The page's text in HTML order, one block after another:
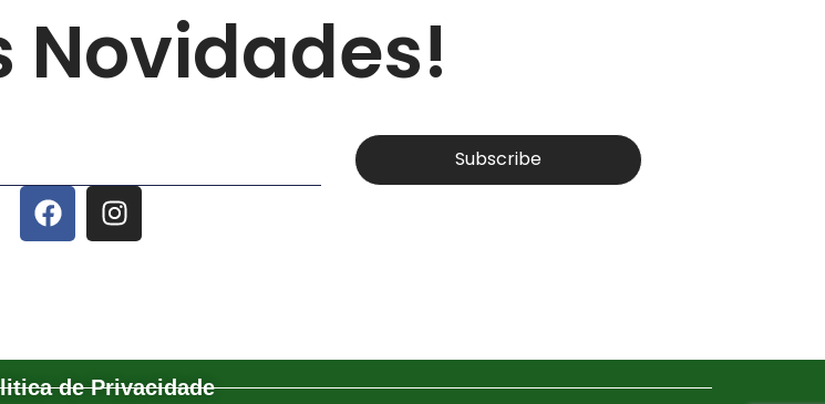
Novidades!
Subscribe
de Privacidade